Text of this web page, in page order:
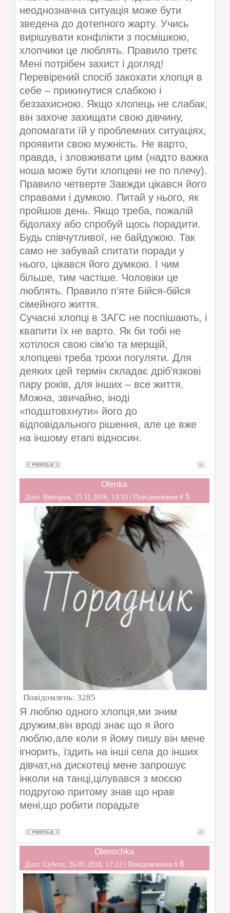
неоднозначна ситуація може бути
зведена до дотепного жарту. Учись
вирішувати конфлікти з посмішкою,
хлопчики це люблять. Правило третє
Мені потрібен захист і догляд!
Перевірений спосіб закохати хлопця в
себе – прикинутися слабкою і
беззахисною. Якщо хлопець не слабак,
він захоче захищати свою дівчину,
допомагати їй у проблемних ситуаціях,
проявити свою мужність. Не варто,
правда, і зловживати цим (надто важка
ноша може бути хлопцеві не по плечу).
Правило четверте Завжди цікався його
справами і думкою. Питай у нього, як
пройшов день. Якщо треба, пожалій
бідолаху або спробуй щось порадити.
Будь співчутливої, не байдужою. Так
само не забувай спитати поради у
нього, цікався його думкою. І чим
більше, тим частіше. Чоловіки це
люблять. Правило п’яте Бійся-бійся
сімейного життя.
Сучасні хлопці в ЗАГС не поспішають, і
квапити їх не варто. Як би тобі не
хотілося свою сім’ю та мерщій,
хлопцеві треба трохи погуляти. Для
деяких цей термін складає дріб’язкові
пару років, для інших – все життя.
Можна, звичайно, іноді
«подштовхнути» його до
відповідального рішення, але це вже
на іншому етапі відносин.
Olenka
Дата: Вівторок, 15.11.2016, 13:33 | Повідомлення # 5
Повідомлень: 3285
Я люблю одного хлопця,ми зним
дружим,він вроді знає що я його
люблю,але коли я йому пишу він мене
ігнорить, їздить на інші села до інших
дівчат,на дискотеці мене запрошує
інколи на танці,цілувався з моєєю
подругою притому знав що нрав
мені,що робити порадьте
Olenochka
Дата: Субота, 26.05.2018, 17:12 | Повідомлення # 6